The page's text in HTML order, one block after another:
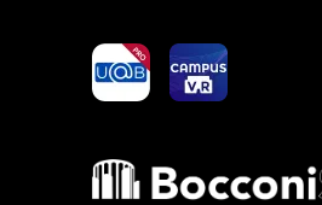
yoU@B Campus VR
Bocconi shop